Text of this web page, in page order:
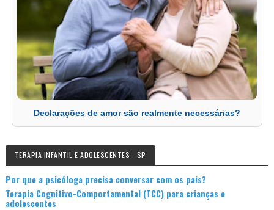
Declarações de amor são realmente necessárias?
TERAPIA INFANTIL E ADOLESCENTES - SP
Por que a psicóloga precisa conversar com os pais?
Terapia Cognitivo-Comportamental (TCC) para crianças e
adolescentes